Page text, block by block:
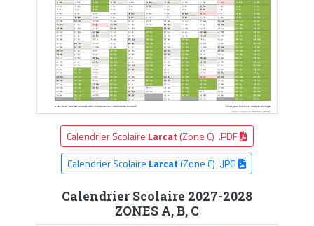
Calendrier Scolaire Larcat (Zone C) .PDF
Calendrier Scolaire Larcat(Zone C) .JPG
Calendrier Scolaire 2027-2028
ZONES A, B, C